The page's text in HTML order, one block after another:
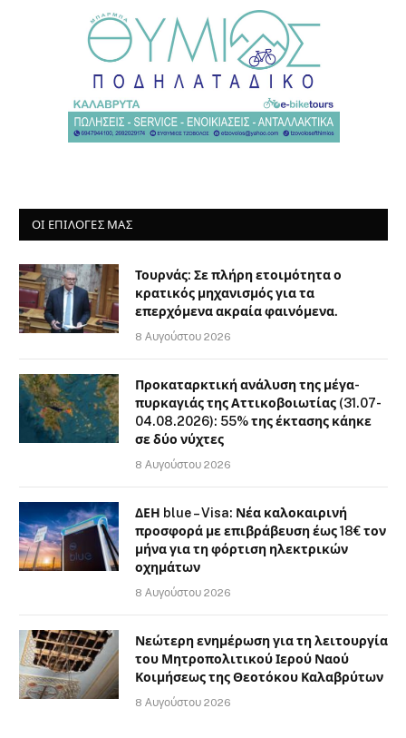
ΟΙ ΕΠΙΛΟΓΈΣ ΜΑΣ
Τουρνάς: Σε πλήρη ετοιμότητα ο
κρατικός μηχανισμός για τα
επερχόμενα ακραία φαινόμενα.
8 Αυγούστου 2026
Προκαταρκτική ανάλυση της μέγα-
πυρκαγιάς της Αττικοβοιωτίας (31.07-
04.08.2026): 55% της έκτασης κάηκε
σε δύο νύχτες
8 Αυγούστου 2026
ΔΕΗ blue – Visa: Νέα καλοκαιρινή
προσφορά με επιβράβευση έως 18€ τον
μήνα για τη φόρτιση ηλεκτρικών
οχημάτων
8 Αυγούστου 2026
Νεώτερη ενημέρωση για τη λειτουργία
του Μητροπολιτικού Ιερού Ναού
Κοιμήσεως της Θεοτόκου Καλαβρύτων
8 Αυγούστου 2026